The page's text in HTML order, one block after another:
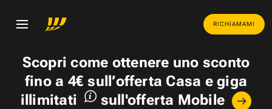
RICHIAMAMI
Scopri come ottenere uno sconto
fino a 4€ sull’offerta Casa egiga
illimitati
sull'offerta Mobile